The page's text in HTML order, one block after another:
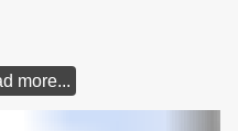
more...